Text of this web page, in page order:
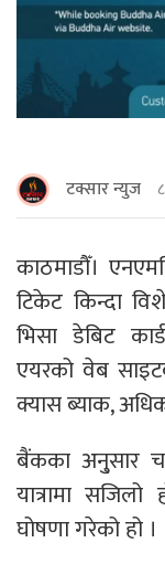
टक्सार न्युज
काठमाडौँ।
टिकेट किन्दा
भिसा डेबिट
एयरको वेब
क्यास ब्याक,
बैंकका अनु्सार
यात्रामा
घोषणा गरेको हो ।